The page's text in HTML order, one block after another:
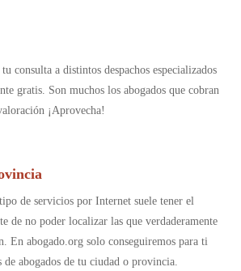
consulta a distintos despachos especializados
gratis. Son muchos los abogados que cobran
¡Aprovecha!
de servicios por Internet suele tener el
de no poder localizar las que verdaderamente
En abogado.org solo conseguiremos para ti
de abogados de tu ciudad o provincia.